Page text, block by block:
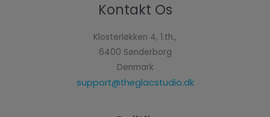
Kontakt Os
Klosterløkken 4, 1.th.,
6400 Sønderborg
Denmark
support@theglacstudio.dk